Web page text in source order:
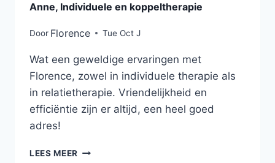
Anne, Individuele en koppeltherapie
Door Florence Tue Oct J
Wat een geweldige ervaringen met
Florence, zowel in individuele therapie als
in relatietherapie. Vriendelijkheid en
efficiëntie zijn er altijd, een heel goed
adres!
LEES MEER